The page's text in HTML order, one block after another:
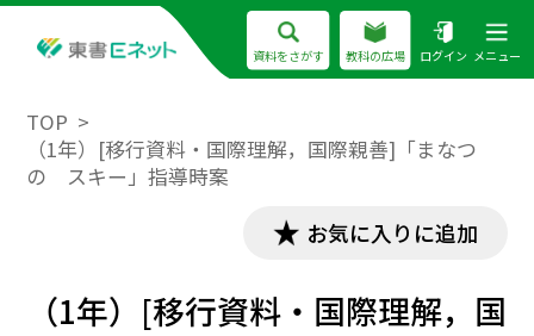
資料をさがす 教科の広場 ログイン メニュー
TOP
（1年）[移行資料・国際理解，国際親善]「まなつ
の スキー」指導時案
お気に入りに追加
（1年）[移行資料・国際理解，国